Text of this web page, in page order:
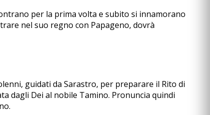
per la prima volta e subito si innamorano
nel suo regno con Papageno, dovrà
guidati da Sarastro, per preparare il Rito di
dagli Dei al nobile Tamino. Pronuncia quindi